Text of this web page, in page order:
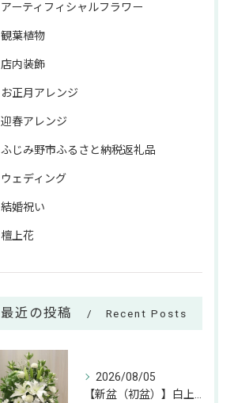
アーティフィシャルフラワー
観葉植物
店内装飾
お正月アレンジ
迎春アレンジ
ふじみ野市ふるさと納税返礼品
ウェディング
結婚祝い
檀上花
最近の投稿 Recent Posts
2026/08/05